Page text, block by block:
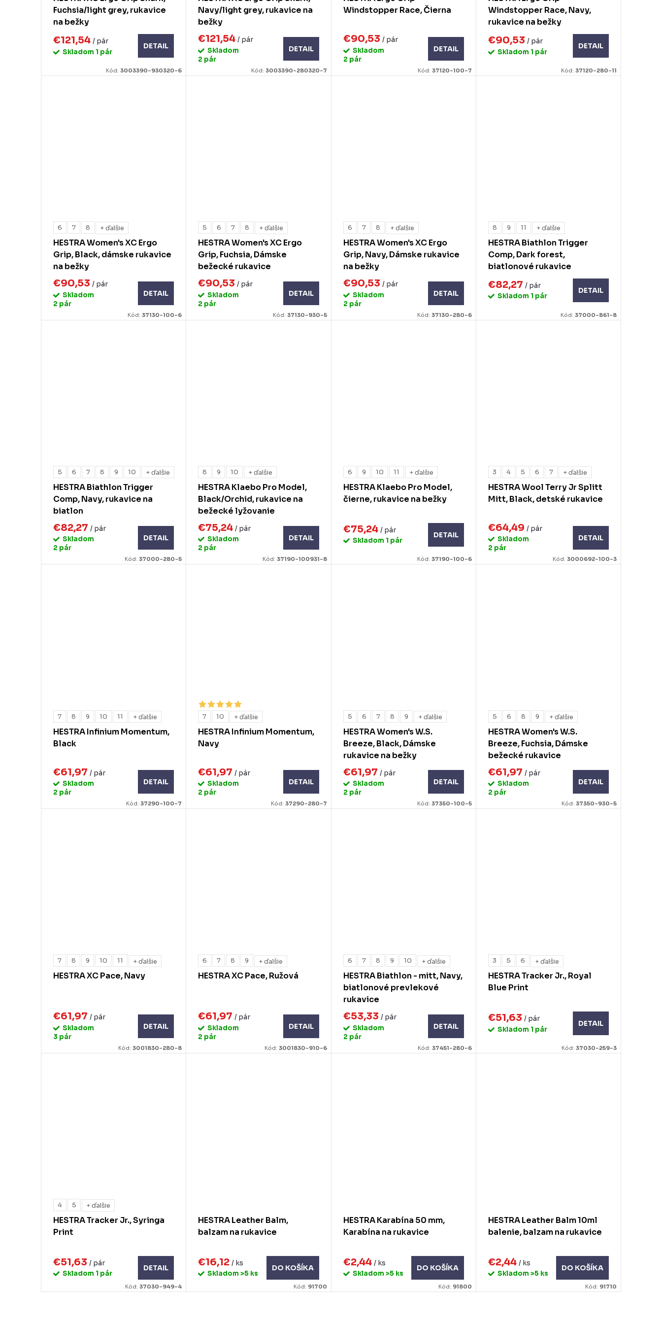
Fuchsia/light grey, rukavice
na bežky
€121,54 / pár
Skladom 1 pár
DETAIL
Kód:3003390-930320-6
Navy/light grey, rukavice na
bežky
€121,54/ pár
Skladom
2 pár
DETAIL
Kód: 3003390-280320-7
Windstopper Race, Čierna
€90,53 / pár
Skladom
2 pár
DETAIL
Kód: 37120-100-7
Windstopper Race, Navy,
rukavice na bežky
€90,53 / pár
Skladom 1 pár
DETAIL
Kód: 37120-280-11
6 7 8 + ďalšie
HESTRA Women's XC Ergo
Grip, Black, dámske rukavice
na bežky
€90,53 / pár
Skladom
2 pár
DETAIL
Kód:37130-100-6
5 6 7 8 + ďalšie
HESTRA Women's XC Ergo
Grip, Fuchsia, Dámske
bežecké rukavice
€90,53/ pár
Skladom
2 pár
DETAIL
Kód: 37130-930-5
6 7 8 + ďalšie
HESTRA Women's XC Ergo
Grip, Navy, Dámske rukavice
na bežky
€90,53 / pár
Skladom
2 pár
DETAIL
Kód: 37130-280-6
8 9 11 + ďalšie
HESTRA Biathlon Trigger
Comp, Dark forest,
biatlonové rukavice
€82,27 / pár
Skladom 1 pár
DETAIL
Kód: 37000-861-8
5 6 7 8 9 10 + ďalšie
HESTRA Biathlon Trigger
Comp, Navy, rukavice na
biatlon
€82,27 / pár
Skladom
2 pár
DETAIL
Kód:37000-280-5
8 9 10 + ďalšie
HESTRA Klaebo Pro Model,
Black/Orchid, rukavice na
bežecké lyžovanie
€75,24/ pár
Skladom
2 pár
DETAIL
Kód: 37190-100931-8
6 9 10 11 + ďalšie
HESTRA Klaebo Pro Model,
čierne, rukavice na bežky
€75,24 / pár
Skladom 1 pár
DETAIL
Kód: 37190-100-6
3 4 5 6 7 + ďalšie
HESTRA Wool Terry Jr Splitt
Mitt, Black, detské rukavice
€64,49 / pár
Skladom
2 pár
DETAIL
Kód: 3000692-100-3
7 8 9 10 11 + ďalšie
HESTRA Infinium Momentum,
Black
€61,97 / pár
Skladom
2 pár
DETAIL
Kód:37290-100-7
7 10 + ďalšie
HESTRA Infinium Momentum,
Navy
€61,97/ pár
Skladom
2 pár
DETAIL
Kód: 37290-280-7
5 6 7 8 9 + ďalšie
HESTRA Women's W.S.
Breeze, Black, Dámske
rukavice na bežky
€61,97 / pár
Skladom
2 pár
DETAIL
Kód: 37350-100-5
5 6 8 9 + ďalšie
HESTRA Women's W.S.
Breeze, Fuchsia, Dámske
bežecké rukavice
€61,97 / pár
Skladom
2 pár
DETAIL
Kód: 37350-930-5
7 8 9 10 11 + ďalšie
HESTRA XC Pace, Navy
€61,97 / pár
Skladom
3 pár
DETAIL
Kód:3001830-280-8
6 7 8 9 + ďalšie
HESTRA XC Pace, Ružová
€61,97/ pár
Skladom
2 pár
DETAIL
Kód: 3001830-910-6
6 7 8 9 10 + ďalšie
HESTRA Biathlon - mitt, Navy,
biatlonové prevlekové
rukavice
€53,33 / pár
Skladom
2 pár
DETAIL
Kód: 37451-280-6
3 5 6 + ďalšie
HESTRA Tracker Jr., Royal
Blue Print
€51,63 / pár
Skladom 1 pár
DETAIL
Kód: 37030-259-3
4 5 + ďalšie
HESTRA Tracker Jr., Syringa
Print
€51,63 / pár
Skladom 1 pár
DETAIL
Kód:37030-949-4
HESTRA Leather Balm,
balzam na rukavice
€16,12/ ks
Skladom>5 ks
DO KOŠÍKA
Kód: 91700
HESTRA Karabína 50 mm,
Karabína na rukavice
€2,44 / ks
Skladom >5 ks
DO KOŠÍKA
Kód: 91800
HESTRA Leather Balm 10ml
balenie, balzam na rukavice
€2,44 / ks
Skladom >5 ks
DO KOŠÍKA
Kód: 91710